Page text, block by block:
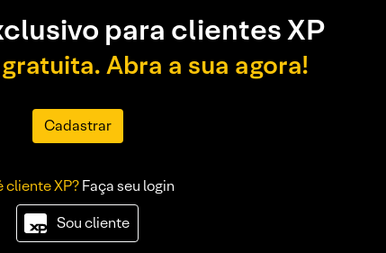
para clientes XP
Abra a sua agora!
Cadastrar
cliente XP?Faça seu login
Sou cliente